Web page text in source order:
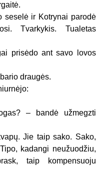
seselė ir Kotrynai parodė
Tvarkykis. Tualetas
prisėdo ant savo lovos
draugės.
– bandė užmegzti
Jie taip sako. Sako,
kadangi neužuodžiu,
taip kompensuoju